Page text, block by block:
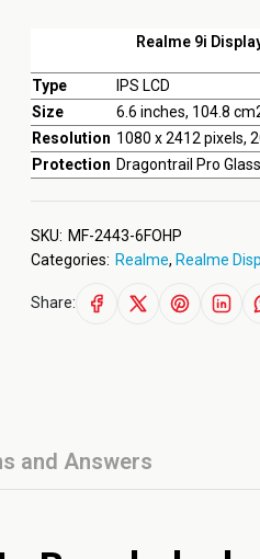
Realme 9i
Type
IPS LCD
Size
6.6 inches, 104.8
Resolution 1080 x 2412 pixels,
Protection Dragontrail Pro Glass
SKU: MF-2443-6FOHP
Categories: Realme, Realme
Share:
and Answers